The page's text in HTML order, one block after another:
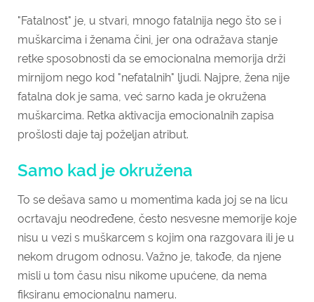
"Fatalnost" je, u stvari, mnogo fatalnija nego što se i
muškarcima i ženama čini, jer ona odražava stanje
retke sposobnosti da se emocionalna memorija drži
mirnijom nego kod "nefatalnih" ljudi. Najpre, žena nije
fatalna dok je sama, već sarno kada je okružena
muškarcima. Retka aktivacija emocionalnih zapisa
prošlosti daje taj poželjan atribut.
Samo kad je okružena
To se dešava samo u momentima kada joj se na licu
ocrtavaju neodređene, često nesvesne memorije koje
nisu u vezi s muškarcem s kojim ona razgovara ili je u
nekom drugom odnosu. Važno je, takođe, da njene
misli u tom času nisu nikome upućene, da nema
fiksiranu emocionalnu nameru.